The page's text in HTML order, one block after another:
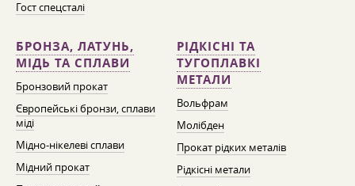
Гост спецсталі
БРОНЗА, ЛАТУНЬ,
МІДЬ ТА СПЛАВИ
Бронзовий прокат
Європейські бронзи, сплави
міді
Мідно-нікелеві сплави
Мідний прокат
РІДКІСНІ ТА
ТУГОПЛАВКІ
МЕТАЛИ
Вольфрам
Молібден
Прокат рідких металів
Рідкісні метали